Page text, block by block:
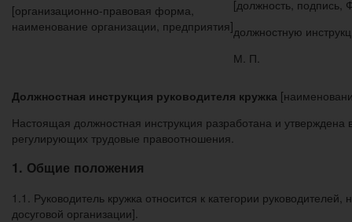
[организационно-правовая форма,
наименование организации, предприятия]
[должность, подпись,
должностную
М. П.
Должностная инструкция руководителя кружка
Настоящая должностная инструкция разработана и
регулирующих трудовые правоотношения.
1. Общие положения
1.1. Руководитель кружка относится к категории
досуговой организации].